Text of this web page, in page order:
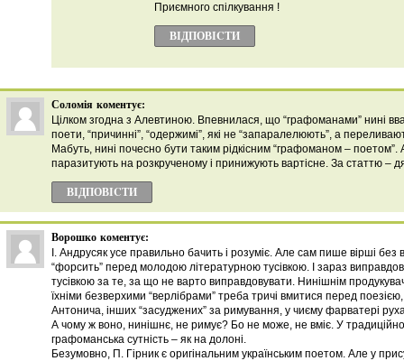
Приємного спілкування !
ВІДПОВІCТИ
Соломія коментує:
Цілком згодна з Алевтиною. Впевнилася, що “графоманами” нині
поети, “причинні”, “одержимі”, які не “запаралелюють”, а
Мабуть, нині почесно бути таким рідкісним “графоманом – поетом”.
паразитують на розкрученому і принижують вартісне. За статтю –
ВІДПОВІCТИ
Ворошко коментує:
І. Андрусяк усе правильно бачить і розуміє. Але сам пише вірші
“форсить” перед молодою літературною тусівкою. І зараз
тусівкою за те, за що не варто виправдовувати. Нинішнім
їхніми безверхими “верлібрами” треба тричі вмитися перед
Антонича, інших “засуджених” за римування, у чиєму фарватері
А чому ж воно, нинішнє, не римує? Бо не може, не вміє. У
графоманська сутність – як на долоні.
Безумовно, П. Гірник є оригінальним українським поетом. Але у